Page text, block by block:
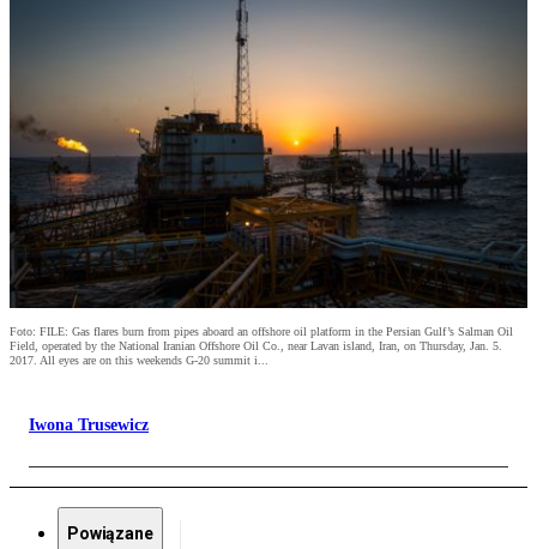
Foto: FILE: Gas flares burn from pipes aboard an offshore oil platform in the Persian Gulf’s Salman Oil
Field, operated by the National Iranian Offshore Oil Co., near Lavan island, Iran, on Thursday, Jan. 5.
2017. All eyes are on this weekends G-20 summit i...
Iwona Trusewicz
Powiązane